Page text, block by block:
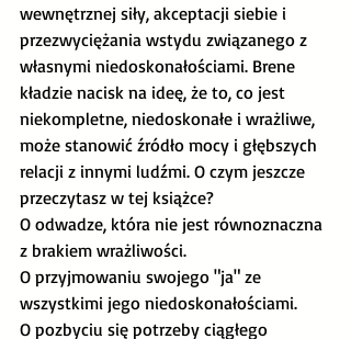
wewnętrznej siły, akceptacji siebie i
przezwyciężania wstydu związanego z
własnymi niedoskonałościami. Brene
kładzie nacisk na ideę, że to, co jest
niekompletne, niedoskonałe i wrażliwe,
może stanowić źródło mocy i głębszych
relacji z innymi ludźmi. O czym jeszcze
przeczytasz w tej książce?
O odwadze, która nie jest równoznaczna
z brakiem wrażliwości.
O przyjmowaniu swojego "ja" ze
wszystkimi jego niedoskonałościami.
O pozbyciu się potrzeby ciągłego